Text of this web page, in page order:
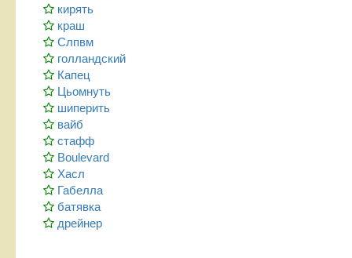
кирять
краш
Слпвм
голландский
Капец
Цьомнуть
шиперить
вайб
стафф
Boulevard
Хасл
Габелла
батявка
дрейнер